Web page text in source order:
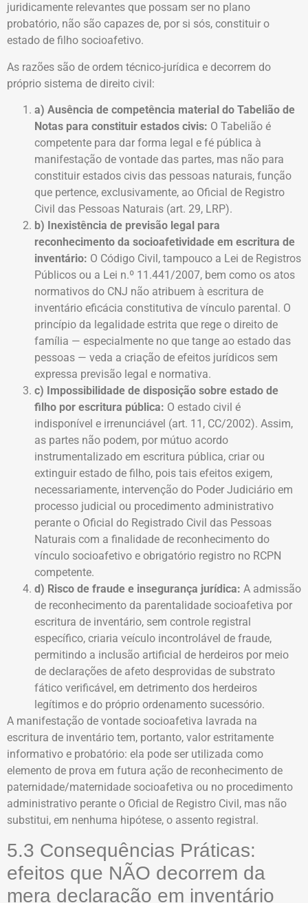
juridicamente relevantes que possam ser no plano
probatório, não são capazes de, por si sós, constituir o
estado de filho socioafetivo.
As razões são de ordem técnico-jurídica e decorrem do
próprio sistema de direito civil:
a) Ausência de competência material do Tabelião de
Notas para constituir estados civis: O Tabelião é
competente para dar forma legal e fé pública à
manifestação de vontade das partes, mas não para
constituir estados civis das pessoas naturais, função
que pertence, exclusivamente, ao Oficial de Registro
Civil das Pessoas Naturais (art. 29, LRP).
b) Inexistência de previsão legal para
reconhecimento da socioafetividade em escritura de
inventário: O Código Civil, tampouco a Lei de Registros
Públicos ou a Lei n.º 11.441/2007, bem como os atos
normativos do CNJ não atribuem à escritura de
inventário eficácia constitutiva de vínculo parental. O
princípio da legalidade estrita que rege o direito de
família — especialmente no que tange ao estado das
pessoas — veda a criação de efeitos jurídicos sem
expressa previsão legal e normativa.
c) Impossibilidade de disposição sobre estado de
filho por escritura pública: O estado civil é
indisponível e irrenunciável (art. 11, CC/2002). Assim,
as partes não podem, por mútuo acordo
instrumentalizado em escritura pública, criar ou
extinguir estado de filho, pois tais efeitos exigem,
necessariamente, intervenção do Poder Judiciário em
processo judicial ou procedimento administrativo
perante o Oficial do Registrado Civil das Pessoas
Naturais com a finalidade de reconhecimento do
vínculo socioafetivo e obrigatório registro no RCPN
competente.
d) Risco de fraude e insegurança jurídica: A admissão
de reconhecimento da parentalidade socioafetiva por
escritura de inventário, sem controle registral
específico, criaria veículo incontrolável de fraude,
permitindo a inclusão artificial de herdeiros por meio
de declarações de afeto desprovidas de substrato
fático verificável, em detrimento dos herdeiros
legítimos e do próprio ordenamento sucessório.
A manifestação de vontade socioafetiva lavrada na
escritura de inventário tem, portanto, valor estritamente
informativo e probatório: ela pode ser utilizada como
elemento de prova em futura ação de reconhecimento de
paternidade/maternidade socioafetiva ou no procedimento
administrativo perante o Oficial de Registro Civil, mas não
substitui, em nenhuma hipótese, o assento registral.
5.3 Consequências Práticas:
efeitos que NÃO decorrem da
mera declaração em inventário